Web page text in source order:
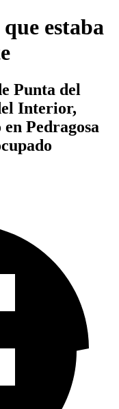
estaba
Punta del
Interior,
Pedragosa